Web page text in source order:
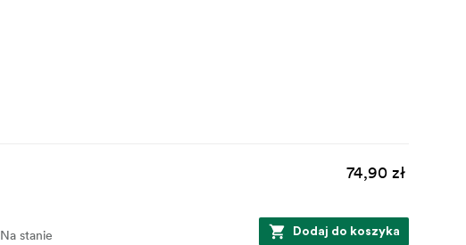
74,90 zł
Na stanie Dodaj do koszyka